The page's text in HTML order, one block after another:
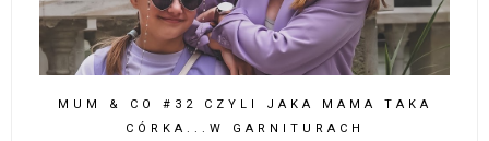
MUM & CO #32 CZYLI JAKA MAMA TAKA
CÓRKA...W GARNITURACH